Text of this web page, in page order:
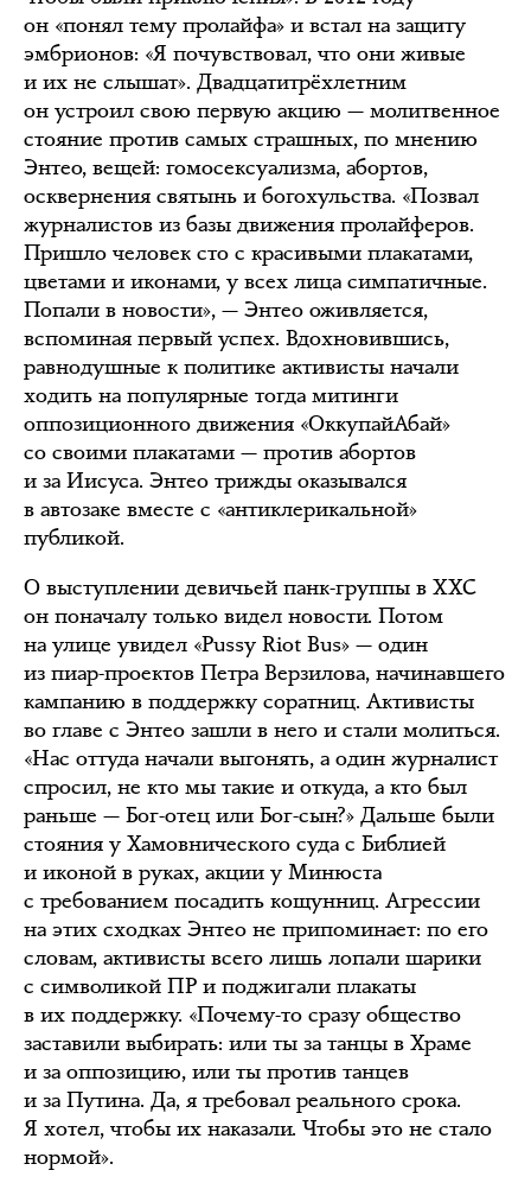
он «понял тему пролайфа» и встал на защиту
эмбрионов: «Я почувствовал, что они живые
и их не слышат». Двадцатитрёхлетним
он устроил свою первую акцию — молитвенное
стояние против самых страшных, по мнению
Энтео, вещей: гомосексуализма, абортов,
осквернения святынь и богохульства. «Позвал
журналистов из базы движения пролайферов.
Пришло человек сто с красивыми плакатами,
цветами и иконами, у всех лица симпатичные.
Попали в новости», — Энтео оживляется,
вспоминая первый успех. Вдохновившись,
равнодушные к политике активисты начали
ходить на популярные тогда митинги
оппозиционного движения «ОккупайАбай»
со своими плакатами — против абортов
и за Иисуса. Энтео трижды оказывался
в автозаке вместе с «антиклерикальной»
публикой.
О выступлении девичьей панк-группы в ХХС
он поначалу только видел новости. Потом
на улице увидел «Pussy Riot Bus» — один
из пиар-проектов Петра Верзилова, начинавшего
кампанию в поддержку соратниц. Активисты
во главе с Энтео зашли в него и стали молиться.
«Нас оттуда начали выгонять, а один журналист
спросил, не кто мы такие и откуда, а кто был
раньше — Бог-отец или Бог-сын?» Дальше были
стояния у Хамовнического суда с Библией
и иконой в руках, акции у Минюста
с требованием посадить кощунниц. Агрессии
на этих сходках Энтео не припоминает: по его
словам, активисты всего лишь лопали шарики
с символикой ПР и поджигали плакаты
в их поддержку. «Почему-то сразу общество
заставили выбирать: или ты за танцы в Храме
и за оппозицию, или ты против танцев
и за Путина. Да, я требовал реального срока.
Я хотел, чтобы их наказали. Чтобы это не стало
нормой».